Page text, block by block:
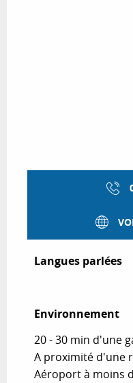
Langues parlées
Langues parlées
Environnement
Environnement
20 - 30 min d'une
A proximité d'une
Aéroport à moins